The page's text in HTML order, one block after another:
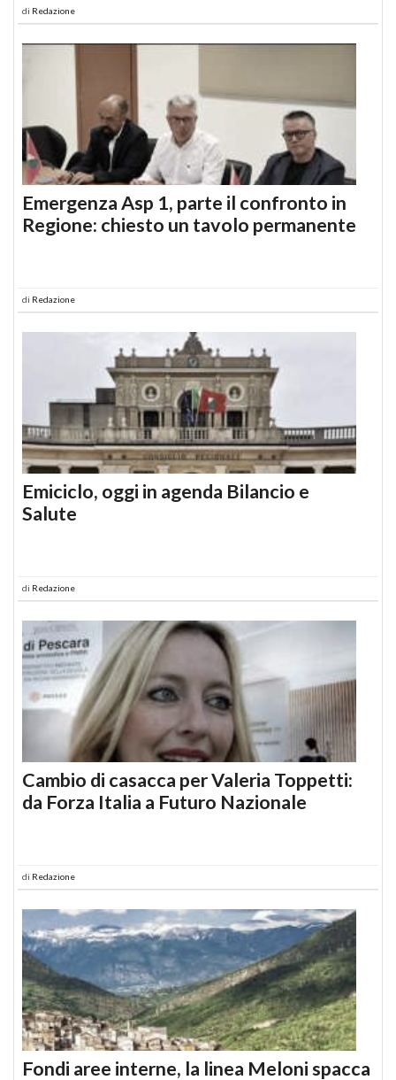
di Redazione
Emergenza Asp 1, parte il confronto in
Regione: chiesto un tavolo permanente
di Redazione
Emiciclo, oggi in agenda Bilancio e
Salute
di Redazione
Cambio di casacca per Valeria Toppetti:
da Forza Italia a Futuro Nazionale
di Redazione
Fondi aree interne, la linea Meloni spacca